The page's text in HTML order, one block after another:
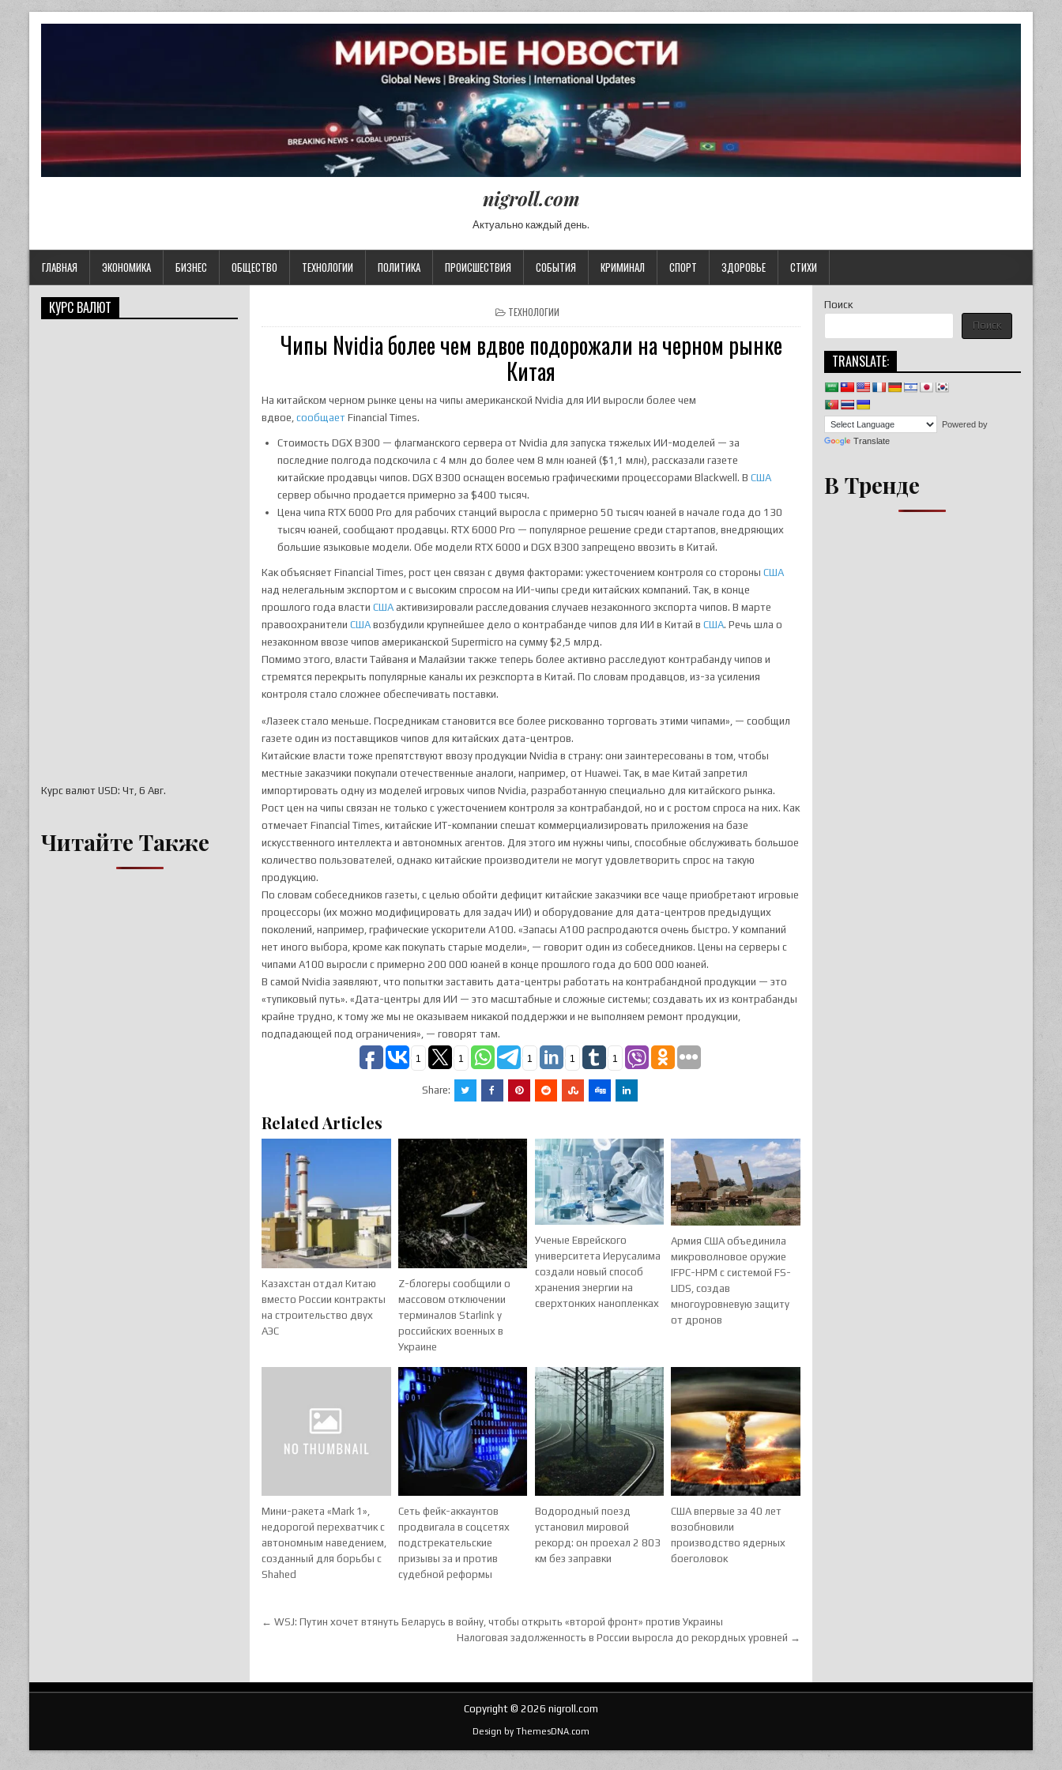
nigroll.com
Актуально каждый день.
ГЛАВНАЯ ЭКОНОМИКА БИЗНЕС ОБЩЕСТВО ТЕХНОЛОГИИ ПОЛИТИКА ПРОИСШЕСТВИЯ СОБЫТИЯ КРИМИНАЛ СПОРТ ЗДОРОВЬЕ СТИХИ
POSTED IN
ТЕХНОЛОГИИ
Чипы Nvidia более чем вдвое подорожали на черном рынке
Китая
На китайском черном рынке цены на чипы американской Nvidia для ИИ выросли более чем
вдвое,сообщает Financial Times.
Стоимость DGX B300 — флагманского сервера от Nvidia для запуска тяжелых ИИ-моделей — за
последние полгода подскочила с 4 млн до более чем 8 млн юаней ($1,1 млн), рассказали газете
китайские продавцы чипов. DGX B300 оснащен восемью графическими процессорами Blackwell. ВСША
сервер обычно продается примерно за $400 тысяч.
Цена чипа RTX 6000 Pro для рабочих станций выросла с примерно 50 тысяч юаней в начале года до 130
тысяч юаней, сообщают продавцы. RTX 6000 Pro — популярное решение среди стартапов, внедряющих
большие языковые модели. Обе модели RTX 6000 и DGX B300 запрещено ввозить в Китай.
Как объясняет Financial Times, рост цен связан с двумя факторами: ужесточением контроля со стороныСША
над нелегальным экспортом и с высоким спросом на ИИ-чипы среди китайских компаний. Так, в конце
прошлого года властиСША активизировали расследования случаев незаконного экспорта чипов. В марте
правоохранителиСША возбудили крупнейшее дело о контрабанде чипов для ИИ в Китай вСША. Речь шла о
незаконном ввозе чипов американской Supermicro на сумму $2,5 млрд.
Помимо этого, власти Тайваня и Малайзии также теперь более активно расследуют контрабанду чипов и
стремятся перекрыть популярные каналы их реэкспорта в Китай. По словам продавцов, из-за усиления
контроля стало сложнее обеспечивать поставки.
«Лазеек стало меньше. Посредникам становится все более рискованно торговать этими чипами», — сообщил
газете один из поставщиков чипов для китайских дата-центров.
Китайские власти тоже препятствуют ввозу продукции Nvidia в страну: они заинтересованы в том, чтобы
местные заказчики покупали отечественные аналоги, например, от Huawei. Так, в мае Китай запретил
импортировать одну из моделей игровых чипов Nvidia, разработанную специально для китайского рынка.
Рост цен на чипы связан не только с ужесточением контроля за контрабандой, но и с ростом спроса на них. Как
отмечает Financial Times, китайские ИТ-компании спешат коммерциализировать приложения на базе
искусственного интеллекта и автономных агентов. Для этого им нужны чипы, способные обслуживать большое
количество пользователей, однако китайские производители не могут удовлетворить спрос на такую
продукцию.
По словам собеседников газеты, с целью обойти дефицит китайские заказчики все чаще приобретают игровые
процессоры (их можно модифицировать для задач ИИ) и оборудование для дата-центров предыдущих
поколений, например, графические ускорители A100. «Запасы A100 распродаются очень быстро. У компаний
нет иного выбора, кроме как покупать старые модели», — говорит один из собеседников. Цены на серверы с
чипами A100 выросли с примерно 200 000 юаней в конце прошлого года до 600 000 юаней.
В самой Nvidia заявляют, что попытки заставить дата-центры работать на контрабандной продукции — это
«тупиковый путь». «Дата-центры для ИИ — это масштабные и сложные системы; создавать их из контрабанды
крайне трудно, к тому же мы не оказываем никакой поддержки и не выполняем ремонт продукции,
подпадающей под ограничения», — говорят там.
1 1 1 1 1
Share:
Related Articles
Казахстан отдал Китаю
вместо России контракты
на строительство двух
АЭС
Z-блогеры сообщили о
массовом отключении
терминалов Starlink у
российских военных в
Украине
Ученые Еврейского
университета Иерусалима
создали новый способ
хранения энергии на
сверхтонких нанопленках
Армия США объединила
микроволновое оружие
IFPC-HPM с системой FS-
LIDS, создав
многоуровневую защиту
от дронов
Мини-ракета «Mark 1»,
недорогой перехватчик с
автономным наведением,
созданный для борьбы с
Shahed
Сеть фейк-аккаунтов
продвигала в соцсетях
подстрекательские
призывы за и против
судебной реформы
Водородный поезд
установил мировой
рекорд: он проехал 2 803
км без заправки
США впервые за 40 лет
возобновили
производство ядерных
боеголовок
Навигация по записям
← WSJ: Путин хочет втянуть Беларусь в войну, чтобы открыть «второй фронт» против Украины
Налоговая задолженность в России выросла до рекордных уровней →
Поиск
Поиск
TRANSLATE:
Powered by
Translate
В Тренде
КУРС ВАЛЮТ
Курс валют USD: Чт, 6 Авг.
Читайте Также
Copyright © 2026 nigroll.com
Design by ThemesDNA.com